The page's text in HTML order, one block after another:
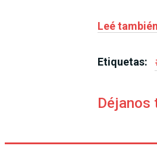
Leé
Etiquetas:
Déjanos